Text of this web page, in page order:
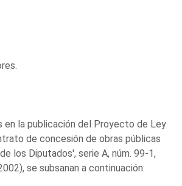
en la publicación del Proyecto de Ley
de concesión de obras públicas
los Diputados', serie A, núm. 99-1,
se subsanan a continuación: